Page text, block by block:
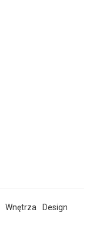
Wnętrza
Design